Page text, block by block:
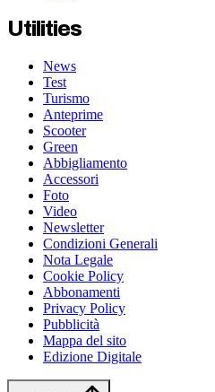
Utilities
News
Test
Turismo
Anteprime
Scooter
Green
Abbigliamento
Accessori
Foto
Video
Newsletter
Condizioni Generali
Nota Legale
Cookie Policy
Abbonamenti
Privacy Policy
Pubblicità
Mappa del sito
Edizione Digitale